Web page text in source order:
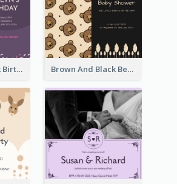
Purple And Pink Birthday Cake Illustration Party Invitation Brown And Black Bear Cartoon Baby Shower Invitation